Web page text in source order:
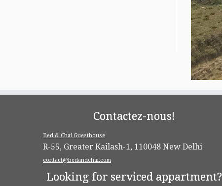
Contactez-nous!
Bed & Chai Guesthouse
R-55, Greater Kailash-1, 110048 New Delhi
contact@bedandchai.com
Looking for serviced appartment?